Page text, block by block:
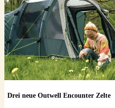
Drei neue Outwell Encounter Zelte